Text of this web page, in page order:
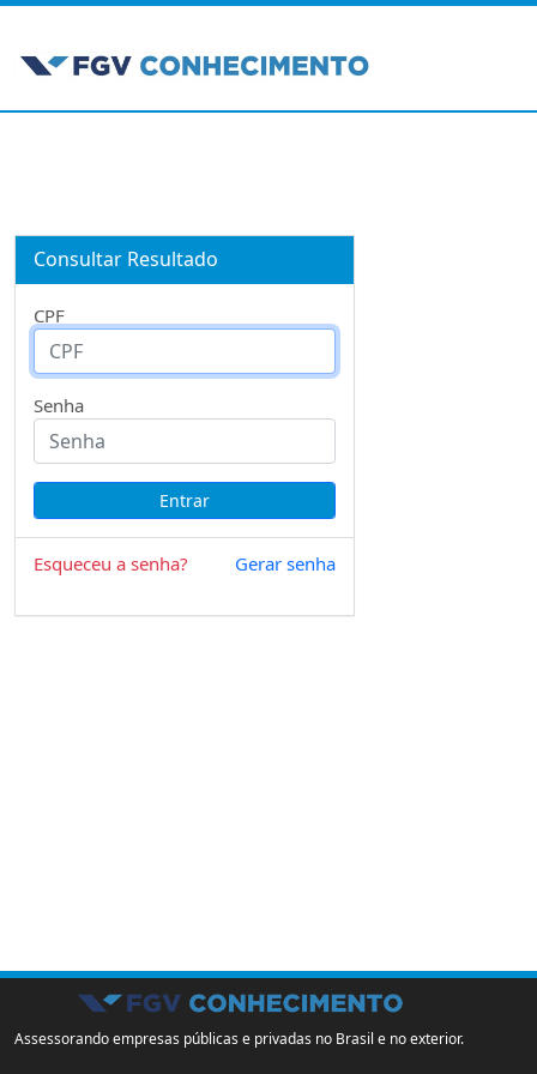
Consultar Resultado
CPF
Senha
Esqueceu a senha? Gerar senha
Assessorando empresas públicas e privadas no Brasil e no exterior.